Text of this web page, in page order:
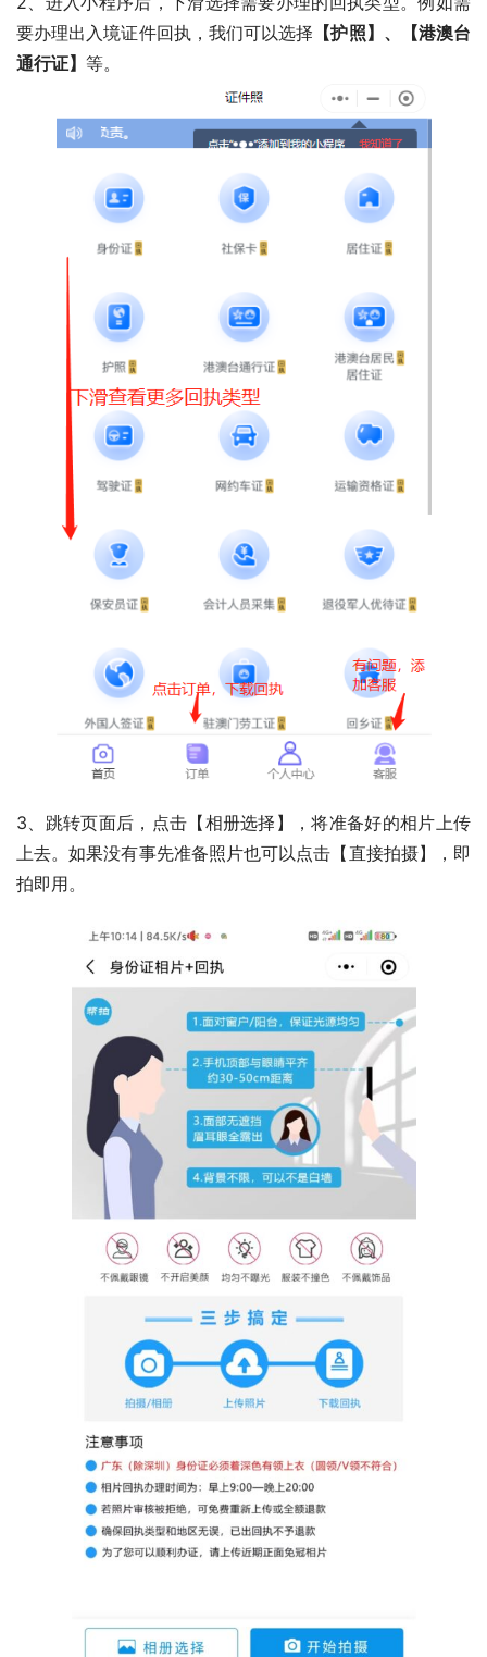
要办理出入境证件回执，我们可以选择 【护照】、【港澳台
通行证】 等。
3、跳转页面后，点击【相册选择】，将准备好的相片上传
上去。如果没有事先准备照片也可以点击【直接拍摄】，即
拍即用。